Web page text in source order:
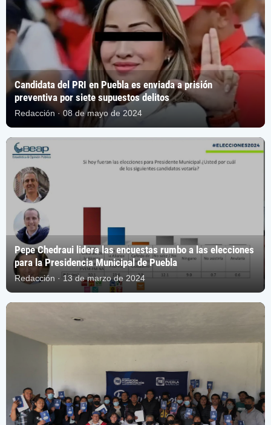
Candidata del PRI en Puebla es enviada a prisión
preventiva por siete supuestos delitos
Redacción · 08 de mayo de 2024
Pepe Chedraui lidera las encuestas rumbo a las elecciones
para la Presidencia Municipal de Puebla
Redacción · 13 de marzo de 2024